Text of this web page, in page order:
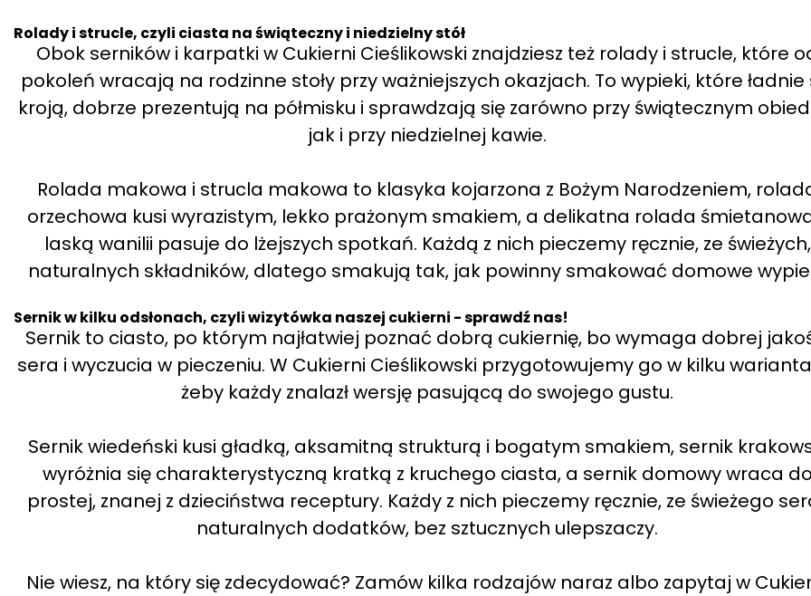
Rolady i strucle, czyli ciasta na świąteczny i niedzielny stół
Obok serników i karpatki w Cukierni Cieślikowski znajdziesz też rolady i strucle, które
pokoleń wracają na rodzinne stoły przy ważniejszych okazjach. To wypieki, które ładnie
kroją, dobrze prezentują na półmisku i sprawdzają się zarówno przy świątecznym
jak i przy niedzielnej kawie.
Rolada makowa i strucla makowa to klasyka kojarzona z Bożym Narodzeniem,
orzechowa kusi wyrazistym, lekko prażonym smakiem, a delikatna rolada
laską wanilii pasuje do lżejszych spotkań. Każdą z nich pieczemy ręcznie, ze świeżych,
naturalnych składników, dlatego smakują tak, jak powinny smakować domowe
Sernik w kilku odsłonach, czyli wizytówka naszej cukierni - sprawdź nas!
Sernik to ciasto, po którym najłatwiej poznać dobrą cukiernię, bo wymaga dobrej
sera i wyczucia w pieczeniu. W Cukierni Cieślikowski przygotowujemy go w kilku
żeby każdy znalazł wersję pasującą do swojego gustu.
Sernik wiedeński kusi gładką, aksamitną strukturą i bogatym smakiem, sernik
wyróżnia się charakterystyczną kratką z kruchego ciasta, a sernik domowy wraca do
prostej, znanej z dzieciństwa receptury. Każdy z nich pieczemy ręcznie, ze świeżego
naturalnych dodatków, bez sztucznych ulepszaczy.
Nie wiesz, na który się zdecydować? Zamów kilka rodzajów naraz albo zapytaj w